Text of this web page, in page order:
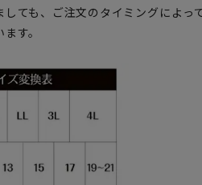
ても、ご注文のタイミングによっ
す。